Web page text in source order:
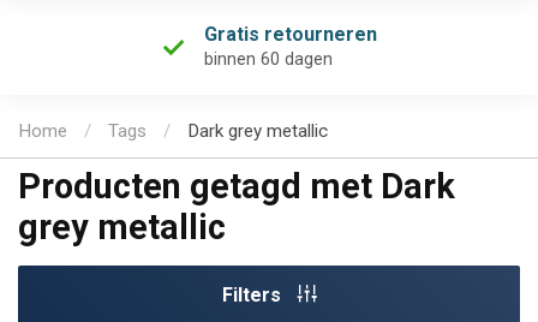
Gratis retourneren
binnen 60 dagen
Home / Tags / Dark grey metallic
Producten getagd met Dark
grey metallic
Filters